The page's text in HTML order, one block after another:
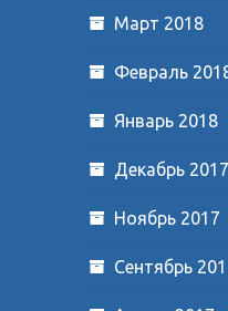
Март 2018
Февраль
Январь 2018
Декабрь 2017
Ноябрь 2017
Сентябрь